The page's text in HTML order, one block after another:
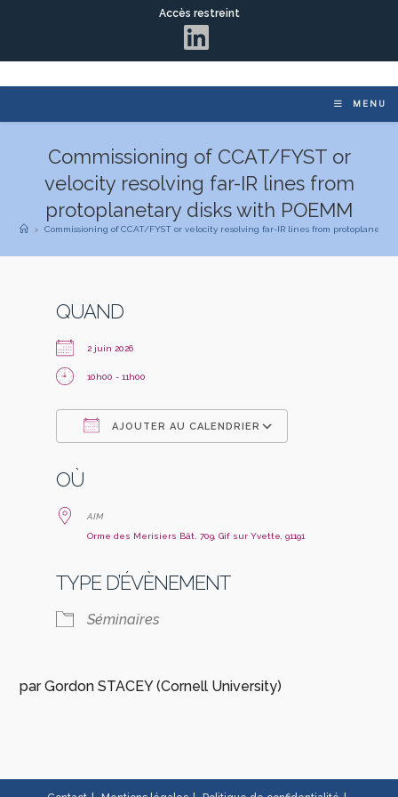
Accès restreint
MENU
Commissioning of CCAT/FYST or
velocity resolving far-IR lines from
protoplanetary disks with POEMM
> Commissioning of CCAT/FYST or velocity resolving far-IR lines from
QUAND
2 juin 2026
10h00 - 11h00
AJOUTER AU CALENDRIER
OÙ
AIM
Orme des Merisiers Bât. 709, Gif sur Yvette, 91191
TYPE D’ÉVÈNEMENT
Séminaires
par Gordon STACEY (Cornell University)